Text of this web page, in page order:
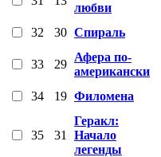
любви
32 30 Спираль
33 29
Афера по-
американски
34 19 Филомена
35 31
Геракл:
Начало
легенды